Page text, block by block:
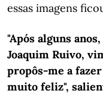
essas imagens
"Após alguns
Joaquim Ruivo,
propôs-me a
muito feliz",